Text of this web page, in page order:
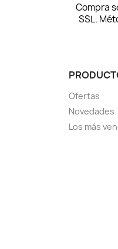
Compra
SSL.
Ofertas
Novedades
Los más